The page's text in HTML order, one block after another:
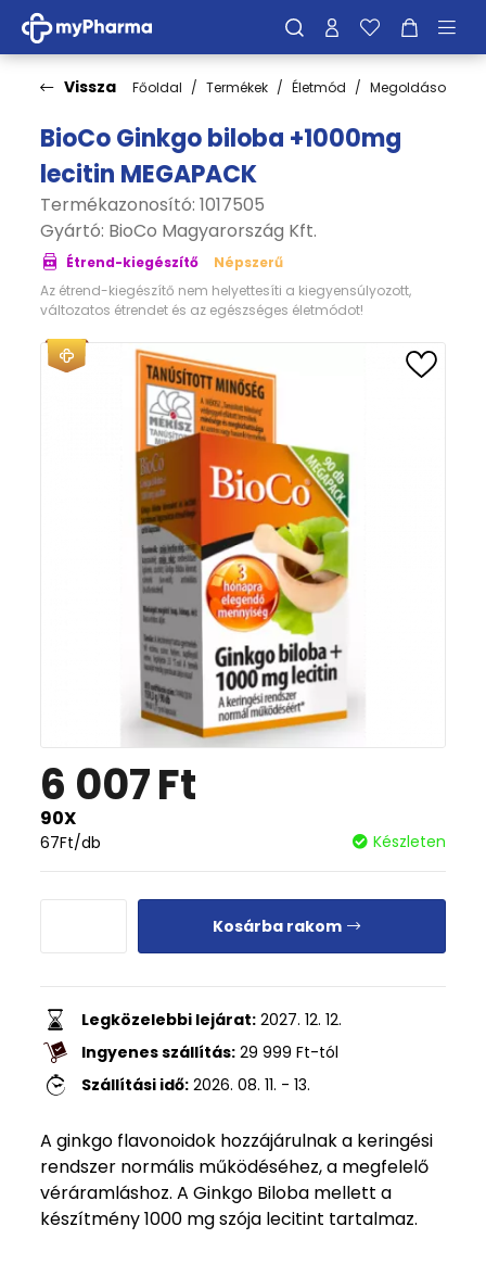
Vissza Főoldal Termékek Életmód Megoldások
BioCo Ginkgo biloba +1000mg
lecitin MEGAPACK
Termékazonosító: 1017505
Gyártó: BioCo Magyarország Kft.
Étrend-kiegészítő
Népszerű
Az étrend-kiegészítő nem helyettesíti a kiegyensúlyozott,
változatos étrendet és az egészséges életmódot!
6 007Ft
90X
67Ft/db Készleten
Kosárba rakom
Legközelebbi lejárat: 2027. 12. 12.
Ingyenes szállítás: 29 999 Ft-tól
Szállítási idő: 2026. 08. 11. - 13.
A ginkgo flavonoidok hozzájárulnak a keringési
rendszer normális működéséhez, a megfelelő
véráramláshoz. A Ginkgo Biloba mellett a
készítmény 1000 mg szója lecitint tartalmaz.